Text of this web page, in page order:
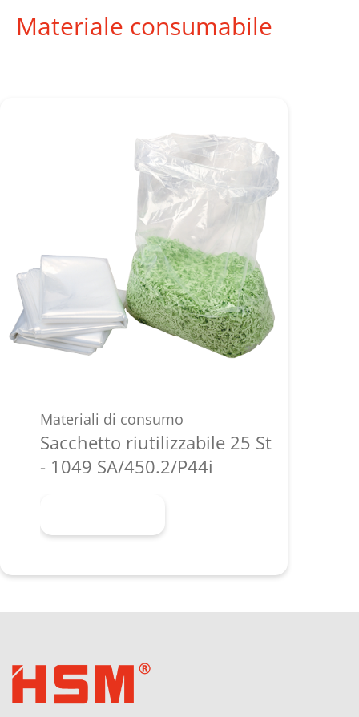
Materiale consumabile
Materiali di consumo
Sacchetto riutilizzabile 25 St
- 1049 SA/450.2/P44i